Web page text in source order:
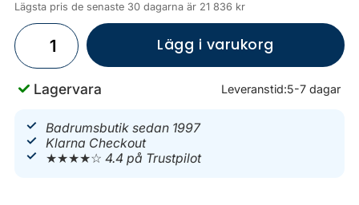
Lägsta pris de senaste 30 dagarna är 21 836 kr
Lägg i varukorg
Lagervara Leveranstid:5-7 dagar
Badrumsbutik sedan 1997
Klarna Checkout
★★★★☆4.4 på Trustpilot